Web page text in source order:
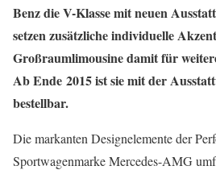
Benz die V-Klasse mit neuen
setzen zusätzliche individuelle
Großraumlimousine damit für
Ab Ende 2015 ist sie mit der
bestellbar.
Die markanten Designelemente der
Sportwagenmarke Mercedes-AMG